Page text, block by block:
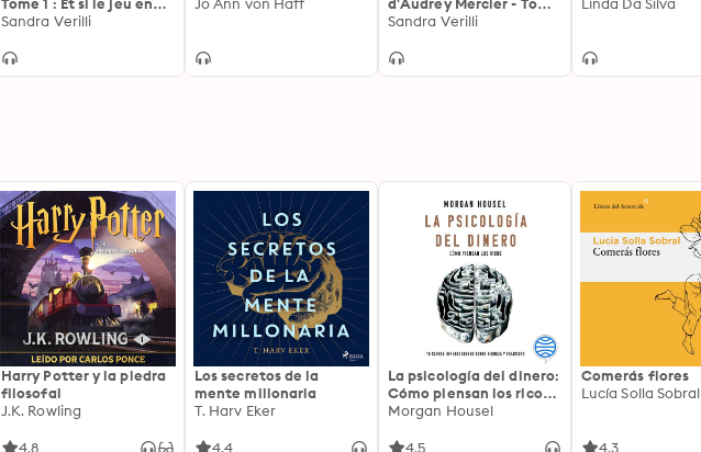
valait la chandelle
Sandra Verilli
2: Fais-toi confiance,
Sandra Verilli
Harry Potter y la piedra
filosofal
J.K. Rowling
4.8
Los secretos de la
mente millonaria
T. Harv Eker
4.4
La psicología del dinero:
Cómo piensan los ricos:
18 claves imperecederas
Morgan Housel
4.5
Comerás flores
Lucía Solla Sobral
4.3